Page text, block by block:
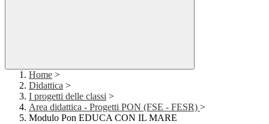
Home >
Didattica >
I progetti delle classi >
Area didattica - Progetti PON (FSE - FESR) >
Modulo Pon EDUCA CON IL MARE